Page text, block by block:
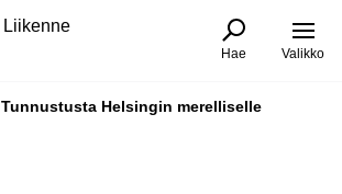
Hae Valikko
Tunnustusta Helsingin merelliselle